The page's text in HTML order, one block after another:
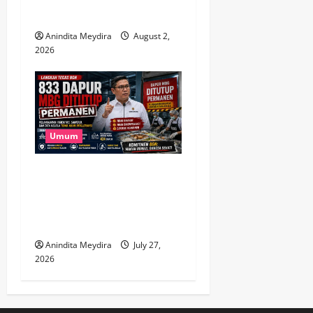
Anindita Meydira
August 2,
2026
Umum
Anindita Meydira
July 27,
2026